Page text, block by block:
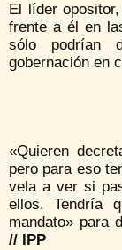
El líder
frente a él en
sólo podrían
gobernación en
«Quieren
pero para eso
vela a ver si
ellos. Tendría
mandato» para
// IPP